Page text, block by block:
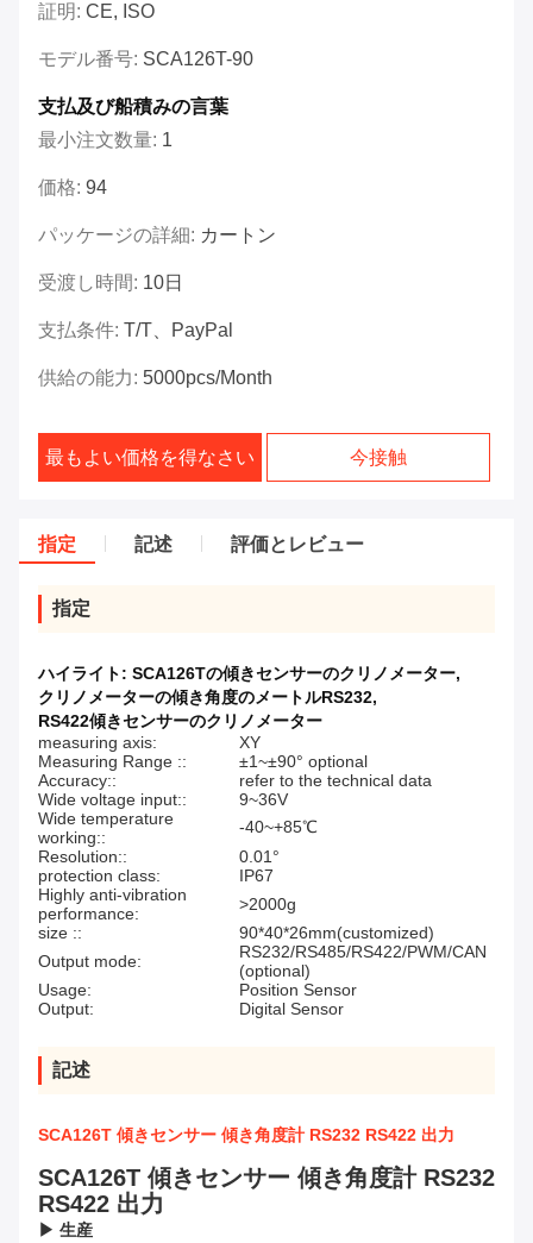
証明: CE, ISO
モデル番号: SCA126T-90
支払及び船積みの言葉
最小注文数量: 1
価格: 94
パッケージの詳細: カートン
受渡し時間: 10日
支払条件: T/T、PayPal
供給の能力: 5000pcs/month
最もよい価格を得なさい 今接触
指定 記述 評価とレビュー
指定
ハイライト: SCA126Tの傾きセンサーのクリノメーター,
クリノメーターの傾き角度のメートルRS232,
RS422傾きセンサーのクリノメーター
measuring axis:
XY
Measuring Range ::
±1~±90° optional
Accuracy::
refer to the technical data
Wide voltage input::
9~36V
Wide temperature
working::
-40~+85℃
Resolution::
0.01°
protection class:
IP67
Highly anti-vibration
performance:
>2000g
size ::
90*40*26mm(customized)
Output mode:
RS232/RS485/RS422/PWM/CAN
(optional)
Usage:
Position Sensor
Output:
Digital Sensor
記述
SCA126T 傾きセンサー 傾き角度計 RS232 RS422 出力
SCA126T 傾きセンサー 傾き角度計 RS232
RS422 出力
▶ 生産